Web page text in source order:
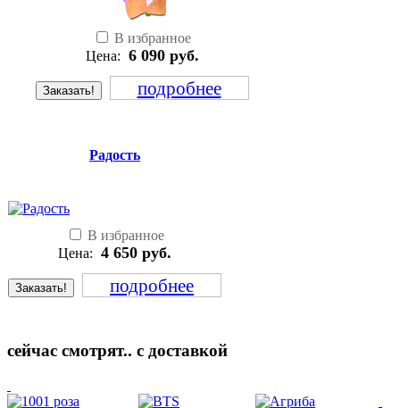
В избранное
Цена: 6 090 руб.
Заказать! подробнее
Радость
В избранное
Цена: 4 650 руб.
Заказать! подробнее
сейчас смотрят.. с доставкой